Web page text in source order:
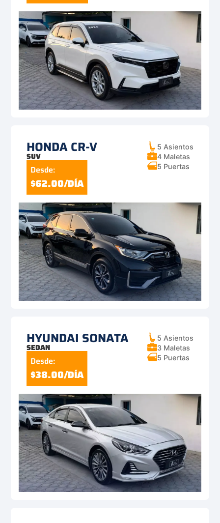
HONDA CR-V
SUV
Desde:
$62.00/DÍA
5 Asientos
4 Maletas
5 Puertas
HYUNDAI SONATA
SEDAN
Desde:
$38.00/DÍA
5 Asientos
3 Maletas
5 Puertas